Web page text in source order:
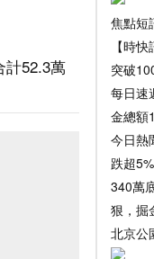
計52.3萬
焦點短
【時
突破
每日速
金總額
今日熱
跌超5%
340萬
狠，掘
北京公